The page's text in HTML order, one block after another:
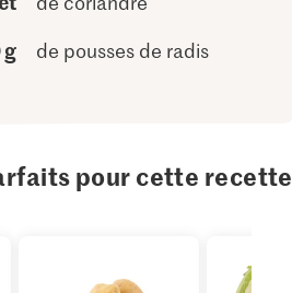
g de pousses de radis
pour cette recette